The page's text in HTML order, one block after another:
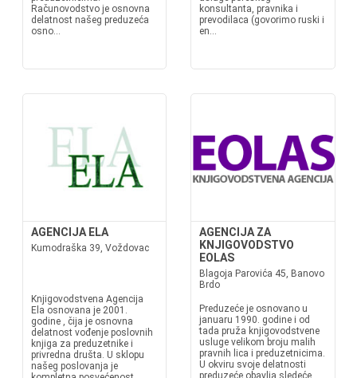
Računovodstvo je osnovna
delatnost našeg preduzeća
osno...
konsultanta, pravnika i
prevodilaca (govorimo ruski i
en...
AGENCIJA ELA
Kumodraška 39, Voždovac
Knjigovodstvena Agencija
Ela osnovana je 2001.
godine , čija je osnovna
delatnost vođenje poslovnih
knjiga za preduzetnike i
privredna društa. U sklopu
našeg poslovanja je
AGENCIJA ZA
KNJIGOVODSTVO
EOLAS
Blagoja Parovića 45, Banovo
Brdo
Preduzeće je osnovano u
januaru 1990. godine i od
tada pruža knjigovodstvene
usluge velikom broju malih
pravnih lica i preduzetnicima.
U okviru svoje delatnosti
preduzeće obavlja sledeće